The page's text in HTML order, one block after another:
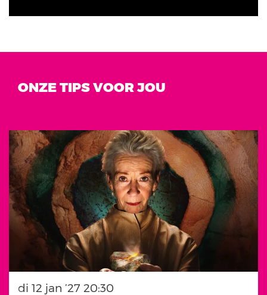
ONZE TIPS VOOR JOU
di 12 jan ’27 20:30